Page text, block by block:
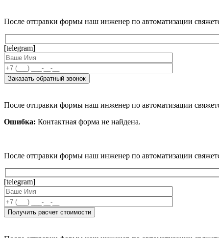
После отправки формы наш инженер по автоматизации
[telegram]
После отправки формы наш инженер по автоматизации
Ошибка: Контактная форма не найдена.
После отправки формы наш инженер по автоматизации
[telegram]